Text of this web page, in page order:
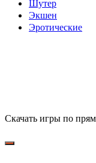
Шутер
Экшен
Эротические
Скачать игры по